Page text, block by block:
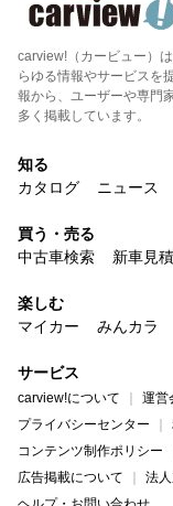
carview!（カービュー）
らゆる情報やサービスを
報から、ユーザーや専門
多く掲載しています。
知る
カタログ
ニュース
買う・売る
中古車検索
新車見
楽しむ
マイカー
みんカラ
サービス
carview!について 運営
プライバシーセンター
コンテンツ制作ポリシー
広告掲載について
法